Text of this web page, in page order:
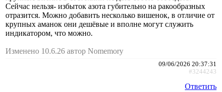
Сейчас нельзя- избыток азота губительно на ракообразных
отразится. Можно добавить несколько вишенок, в отличие от
крупных аманок они дешёвые и вполне могут служить
индикатором, что можно.
Изменено 10.6.26 автор Nomemory
09/06/2026 20:37:31
#3244243
Ответить